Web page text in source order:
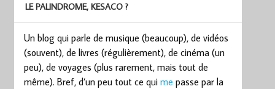
LE PALINDROME, KESACO ?
Un blog qui parle de musique (beaucoup), de vidéos
(souvent), de livres (régulièrement), de cinéma (un
peu), de voyages (plus rarement, mais tout de
même). Bref, d’un peu tout ce quime passe par la